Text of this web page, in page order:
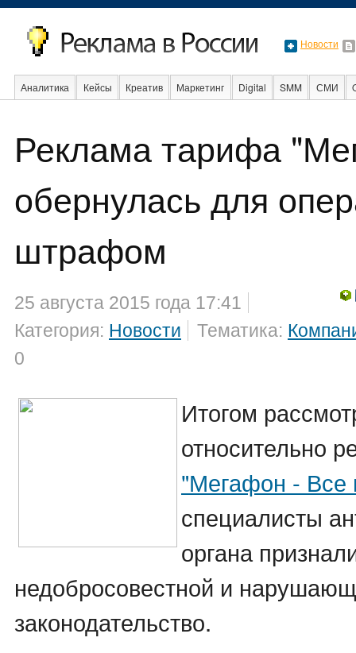
Новости
Аналитика Кейсы Креатив Маркетинг Digital SMM СМИ
Образование Социальная реклама Стартапы Факты
Реклама тарифа
обернулась для
штрафом
25 августа 2015 года 17:41
Категория: Новости Тематика:
0
Итогом
относительно
"Мегафон - Все
специалисты
органа
недобросовестной и
законодательство.